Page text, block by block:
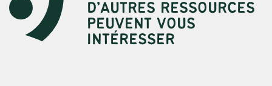
D’AUTRES RESSOURCES
PEUVENT VOUS
INTÉRESSER